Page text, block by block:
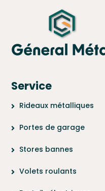
Service
Rideaux métalliques
Portes de garage
Stores bannes
Volets roulants